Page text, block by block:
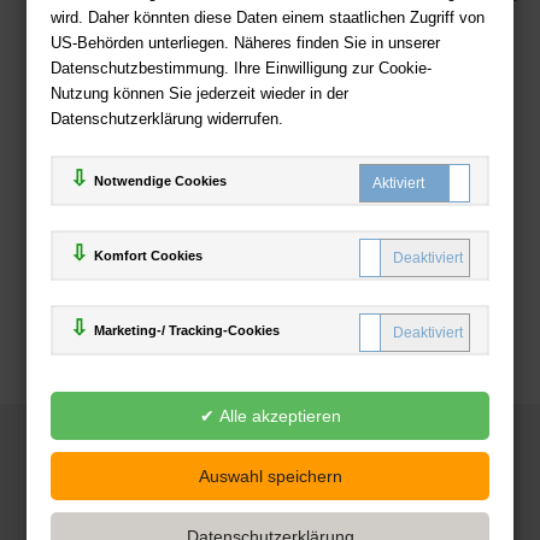
wird. Daher könnten diese Daten einem staatlichen Zugriff von
US-Behörden unterliegen. Näheres finden Sie in unserer
Datenschutzbestimmung. Ihre Einwilligung zur Cookie-
Nutzung können Sie jederzeit wieder in der
Datenschutzerklärung widerrufen.
Notwendige Cookies
Komfort Cookies
Marketing-/ Tracking-Cookies
Zahlweisen
Deutsche-Buchhandlung.de
www.deutsche-buchhandlung.de ist ein Angebot der
Handelsgesellschaft mbH
Powered by Inooga